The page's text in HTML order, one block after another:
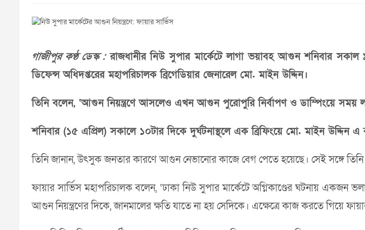
গাজীপুর কণ্ঠ ডেস্ক :রাজধানীর নিউ সুপার মার্কেটে লাগা ভয়াবহ আগুন শনিবার সকাল
ডিফেন্স অধিদপ্তরের মহাপরিচালক ব্রিগেডিয়ার জেনারেল মো. মাইন উদ্দিন।
তিনি বলেন, ‘আগুন নিয়ন্ত্রণে আসলেও এখন আগুন পুরোপুরি নির্বাপণ ও ডাম্পিংয়ে সময়
শনিবার (১৫ এপ্রিল) সকালে ১০টার দিকে দুর্ঘটনাস্থলে এক ব্রিফিংয়ে মো. মাইন উদ্দিন
তিনি জানান, উৎসুক জনতার কারণে আগুন নেভানোর কাজে বেগ পেতে হয়েছে। সেই সঙ্গে তিনি
ফায়ার সার্ভিস মহাপরিচালক বলেন, ‘ঢাকা নিউ সুপার মার্কেটে অগ্নিকাণ্ডের ঘটনায়
আগুন নিয়ন্ত্রণের দিকে, জানমালের ক্ষতি যাতে না হয় সেদিকে। এক্ষেত্রে কাজ করতে গিয়ে